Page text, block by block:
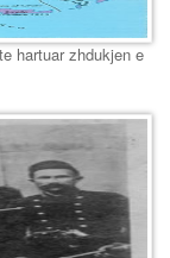
hartuar zhdukjen e